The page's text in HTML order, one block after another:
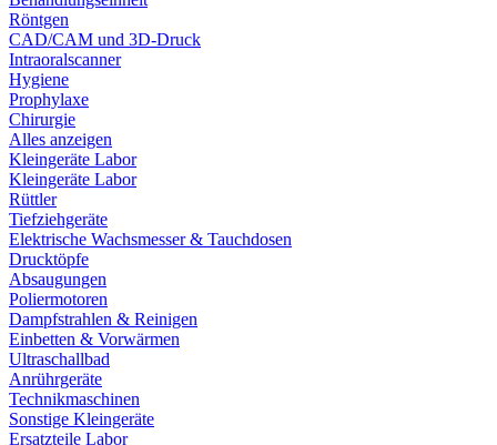
Röntgen
CAD/CAM und 3D-Druck
Intraoralscanner
Hygiene
Prophylaxe
Chirurgie
Alles anzeigen
Kleingeräte Labor
Kleingeräte Labor
Rüttler
Tiefziehgeräte
Elektrische Wachsmesser & Tauchdosen
Drucktöpfe
Absaugungen
Poliermotoren
Dampfstrahlen & Reinigen
Einbetten & Vorwärmen
Ultraschallbad
Anrührgeräte
Technikmaschinen
Sonstige Kleingeräte
Ersatzteile Labor